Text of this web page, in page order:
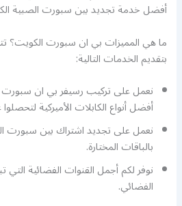
أفضل خدمة تجديد بين سبورت الصبية
ما هي المميزات بي ان سبورت الكويت؟
بتقديم الخدمات التالية:
نعمل على تركيب رسيفر بي ان
أفضل أنواع الكابلات الأميركية
نعمل على تجديد اشتراك بين سبورت
بالباقات المختارة.
نوفر لكم أجمل القنوات الفضائية التي
الفضائي.